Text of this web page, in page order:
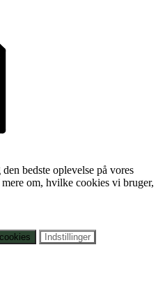
bedste oplevelse på vores
om, hvilke cookies vi bruger,
Indstillinger